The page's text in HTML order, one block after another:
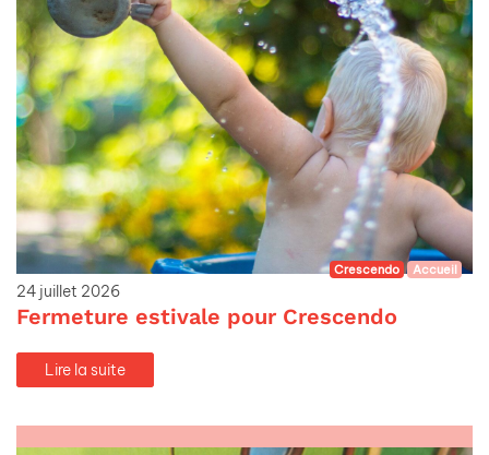
Crescendo Accueil
24 juillet 2026
Fermeture estivale pour Crescendo
Lire la suite